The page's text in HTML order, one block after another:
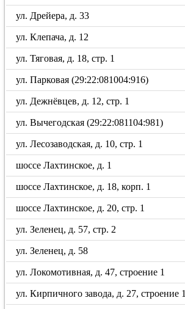
ул. Дрейера, д. 33
ул. Клепача, д. 12
ул. Тяговая, д. 18, стр. 1
ул. Парковая (29:22:081004:916)
ул. Дежнёвцев, д. 12, стр. 1
ул. Вычегодская (29:22:081104:981)
ул. Лесозаводская, д. 10, стр. 1
шоссе Лахтинское, д. 1
шоссе Лахтинское, д. 18, корп. 1
шоссе Лахтинское, д. 20, стр. 1
ул. Зеленец, д. 57, стр. 2
ул. Зеленец, д. 58
ул. Локомотивная, д. 47, строение 1
ул. Кирпичного завода, д. 27, строение 1